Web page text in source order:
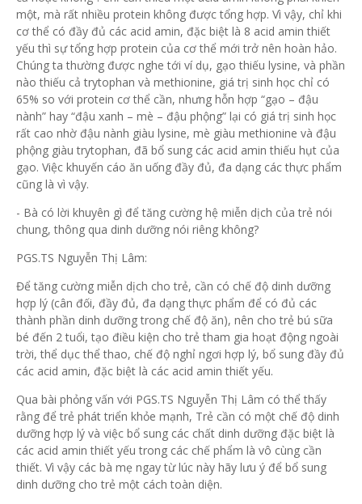
một, mà rất nhiều protein không được tổng hợp. Vì vậy, chỉ khi
cơ thể có đầy đủ các acid amin, đặc biệt là 8 acid amin thiết
yếu thì sự tổng hợp protein của cơ thể mới trở nên hoàn hảo.
Chúng ta thường được nghe tới ví dụ, gạo thiếu lysine, và phần
nào thiếu cả trytophan và methionine, giá trị sinh học chỉ có
65% so với protein cơ thể cần, nhưng hỗn hợp “gạo – đậu
nành” hay “đậu xanh – mè – đậu phộng” lại có giá trị sinh học
rất cao nhờ đậu nành giàu lysine, mè giàu methionine và đậu
phộng giàu trytophan, đã bổ sung các acid amin thiếu hụt của
gạo. Việc khuyến cáo ăn uống đầy đủ, đa dạng các thực phẩm
cũng là vì vậy.
- Bà có lời khuyên gì để tăng cường hệ miễn dịch của trẻ nói
chung, thông qua dinh dưỡng nói riêng không?
PGS.TS Nguyễn Thị Lâm:
Để tăng cường miễn dịch cho trẻ, cần có chế độ dinh dưỡng
hợp lý (cân đối, đầy đủ, đa dạng thực phẩm để có đủ các
thành phần dinh dưỡng trong chế độ ăn), nên cho trẻ bú sữa
bé đến 2 tuổi, tạo điều kiện cho trẻ tham gia hoạt động ngoài
trời, thể dục thể thao, chế độ nghỉ ngơi hợp lý, bổ sung đầy đủ
các acid amin, đặc biệt là các acid amin thiết yếu.
Qua bài phỏng vấn với PGS.TS Nguyễn Thị Lâm có thể thấy
rằng để trẻ phát triển khỏe mạnh, Trẻ cần có một chế độ dinh
dưỡng hợp lý và việc bổ sung các chất dinh dưỡng đặc biệt là
các acid amin thiết yếu trong các chế phẩm là vô cùng cần
thiết. Vì vậy các bà mẹ ngay từ lúc này hãy lưu ý để bổ sung
dinh dưỡng cho trẻ một cách toàn diện.